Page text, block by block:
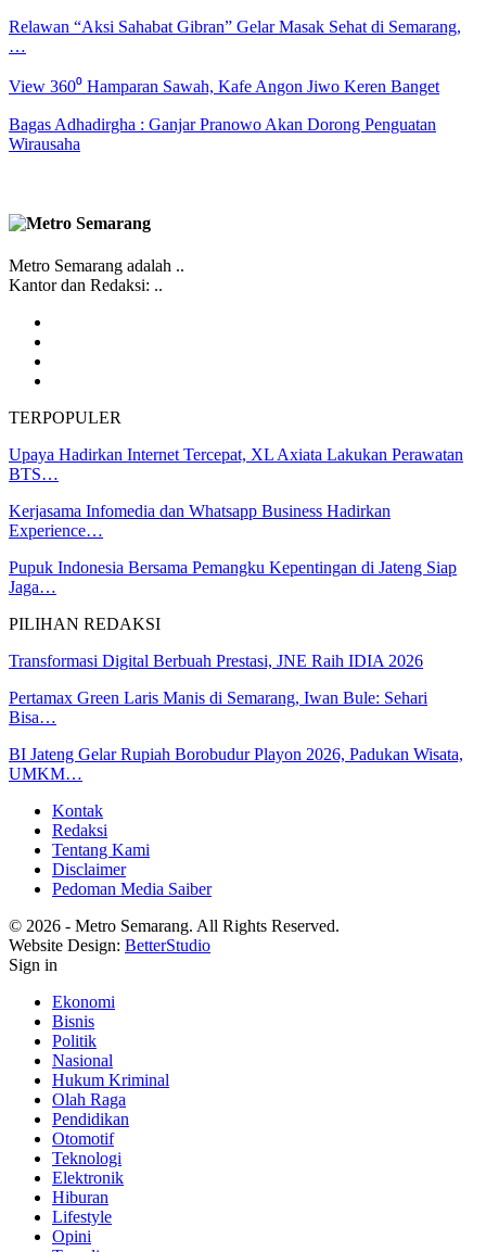
Relawan “Aksi Sahabat Gibran” Gelar Masak Sehat di Semarang,
…
View 360⁰ Hamparan Sawah, Kafe Angon Jiwo Keren Banget
Bagas Adhadirgha : Ganjar Pranowo Akan Dorong Penguatan
Wirausaha
Metro Semarang adalah ..
Kantor dan Redaksi: ..
TERPOPULER
Upaya Hadirkan Internet Tercepat, XL Axiata Lakukan Perawatan
BTS…
Kerjasama Infomedia dan Whatsapp Business Hadirkan
Experience…
Pupuk Indonesia Bersama Pemangku Kepentingan di Jateng Siap
Jaga…
PILIHAN REDAKSI
Transformasi Digital Berbuah Prestasi, JNE Raih IDIA 2026
Pertamax Green Laris Manis di Semarang, Iwan Bule: Sehari
Bisa…
BI Jateng Gelar Rupiah Borobudur Playon 2026, Padukan Wisata,
UMKM…
Kontak
Redaksi
Tentang Kami
Disclaimer
Pedoman Media Saiber
© 2026 - Metro Semarang. All Rights Reserved.
Website Design: BetterStudio
Sign in
Ekonomi
Bisnis
Politik
Nasional
Hukum Kriminal
Olah Raga
Pendidikan
Otomotif
Teknologi
Elektronik
Hiburan
Lifestyle
Opini